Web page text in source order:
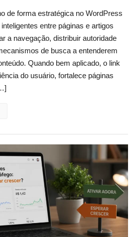
de forma estratégica no WordPress
entre páginas e artigos
a navegação, distribuir autoridade
de busca a entenderem
Quando bem aplicado, o link
do usuário, fortalece páginas